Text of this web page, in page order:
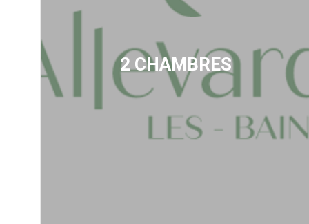
2 CHAMBRES